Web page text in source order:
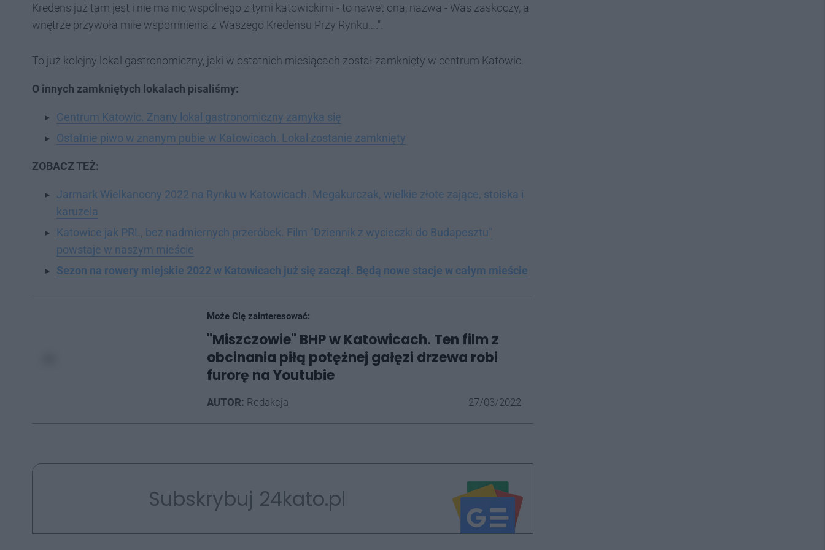
Kredens już tam jest i nie ma nic wspólnego z tymi katowickimi - to nawet ona, nazwa - Was zaskoczy, a
wnętrze przywoła miłe wspomnienia z Waszego Kredensu Przy Rynku….".
To już kolejny lokal gastronomiczny, jaki w ostatnich miesiącach został zamknięty w centrum Katowic.
O innych zamkniętych lokalach pisaliśmy:
Centrum Katowic. Znany lokal gastronomiczny zamyka się
Ostatnie piwo w znanym pubie w Katowicach. Lokal zostanie zamknięty
ZOBACZ TEŻ:
Jarmark Wielkanocny 2022 na Rynku w Katowicach. Megakurczak, wielkie złote zające, stoiska i
karuzela
Katowice jak PRL, bez nadmiernych przeróbek. Film "Dziennik z wycieczki do Budapesztu"
powstaje w naszym mieście
Sezon na rowery miejskie 2022 w Katowicach już się zaczął. Będą nowe stacje w całym mieście
Może Cię zainteresować:
"Miszczowie" BHP w Katowicach. Ten film z
obcinania piłą potężnej gałęzi drzewa robi
furorę na Youtubie
AUTOR: Redakcja 27/03/2022
Subskrybuj 24kato.pl